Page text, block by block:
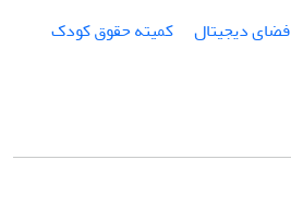
فضای دیجیتال
کمیته حقوق کودک